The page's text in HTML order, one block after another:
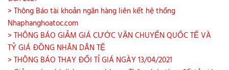
> Thông Báo tài khoản ngân hàng liên kết hệ thống
Nhaphanghoatoc.com
> THÔNG BÁO GIẢM GIÁ CƯỚC VẬN CHUYỂN QUỐC TẾ VÀ
TỶ GIÁ ĐỒNG NHÂN DÂN TỆ
> THÔNG BÁO THAY ĐỔI TỈ GIÁ NGÀY 13/04/2021